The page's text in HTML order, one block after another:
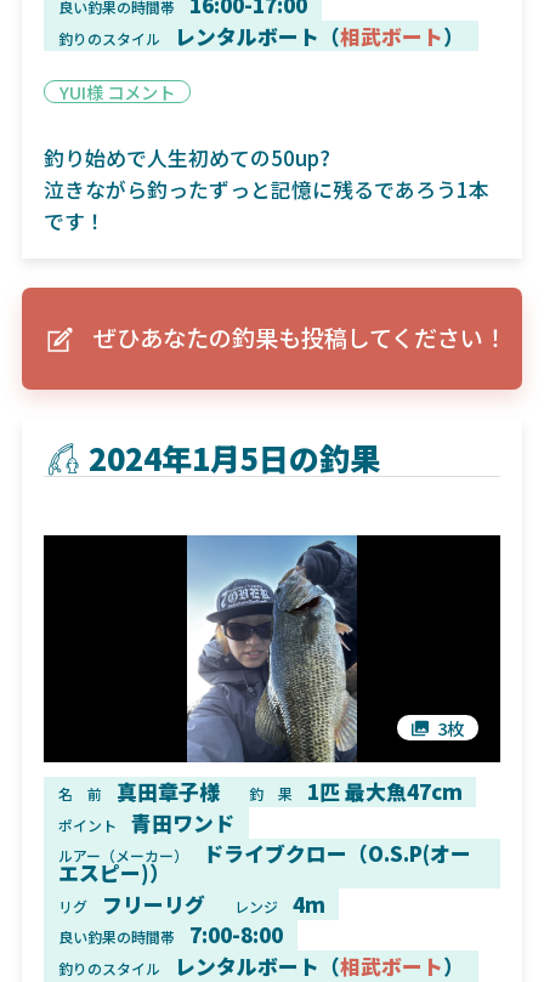
良い釣果の時間帯
釣りのスタイル レンタルボート（相武ボート）
YUI様 コメント
釣り始めで人生初めての50up?
泣きながら釣ったずっと記憶に残るであろう1本
です！
ぜひあなたの釣果も投稿してください！
2024年1月5日の釣果
3枚
名 前 真田章子様 釣 果 1匹 最大魚47cm
ポイント 青田ワンド
ルアー（メーカー） ドライブクロー（O.S.P(オー
エスピー)）
リグ フリーリグ レンジ 4m
良い釣果の時間帯 7:00-8:00
釣りのスタイル レンタルボート（相武ボート）